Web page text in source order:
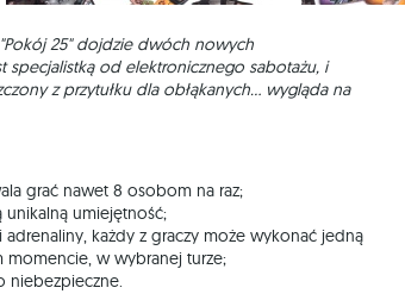
25" dojdzie dwóch nowych
specjalistką od elektronicznego sabotażu, i
z przytułku dla obłąkanych… wygląda na
grać nawet 8 osobom na raz;
unikalną umiejętność;
każdy z graczy może wykonać jedną
w wybranej turze;
niebezpieczne.